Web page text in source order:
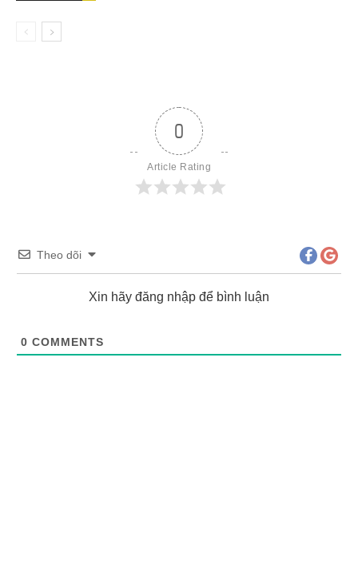
0
Article Rating
Theo dõi
Xin hãy đăng nhập để bình luận
0 COMMENTS